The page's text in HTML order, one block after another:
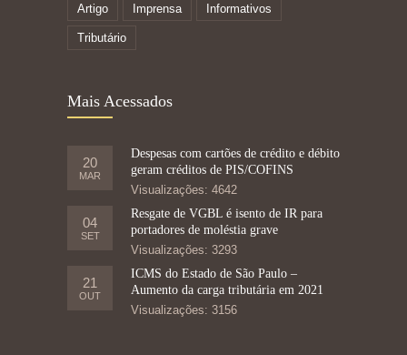
Artigo Imprensa Informativos
Tributário
Mais Acessados
20
MAR
Despesas com cartões de crédito e débito
geram créditos de PIS/COFINS
Visualizações: 4642
04
SET
Resgate de VGBL é isento de IR para
portadores de moléstia grave
Visualizações: 3293
21
OUT
ICMS do Estado de São Paulo –
Aumento da carga tributária em 2021
Visualizações: 3156